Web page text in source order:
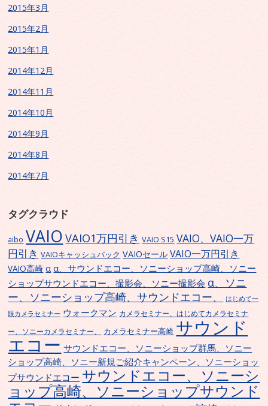
2015年3月
2015年2月
2015年1月
2014年12月
2014年11月
2014年10月
2014年9月
2014年8月
2014年7月
タグクラウド
aibo VAIO VAIO1万円引き VAIO S15 VAIO、VAIO一万
円引き VAIOキャッシュバック VAIOセール VAIO一万円引き
VAIO高崎 α α、サウンドエコー、ソニーショップ高崎、ソニー
ショップサウンドエコー、撮影会、ソニー撮影会 α、ソニ
ー、ソニーショップ高崎、サウンドエコー、
はじめて一
眼カメラセミナー ウォークマン カメラセミナー、はじめてカメラセミナ
ー、ソニーカメラセミナー、
カメラセミナー高崎 サウンド
エコー サウンドエコー、ソニーショップ群馬、ソニー
ショップ高崎、ソニー新規ご紹介キャンペーン、ソニーショッ
プサウンドエコー サウンドエコー、ソニーシ
ョップ高崎、ソニーショップサウンド